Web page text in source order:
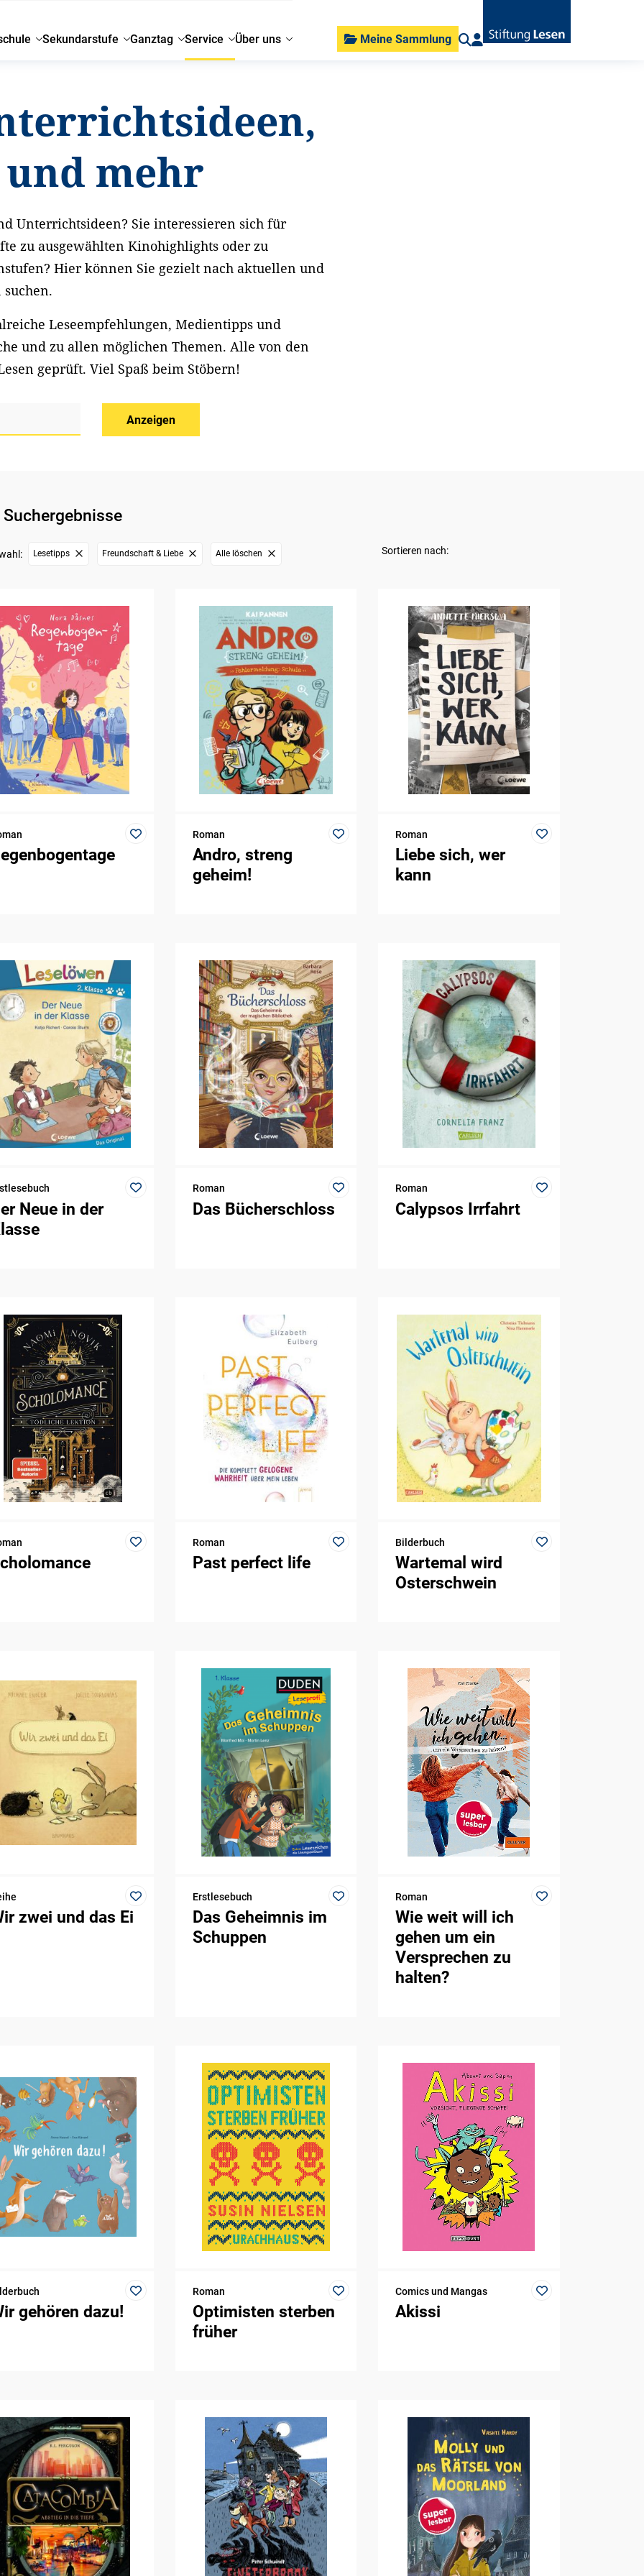
Sekundarstufe Ganztag Service Über uns Meine Sammlung
mehr
Unterrichtsideen? Sie interessieren sich für
zu ausgewählten Kinohighlights oder zu
Hier können Sie gezielt nach aktuellen und
Leseempfehlungen, Medientipps und
und zu allen möglichen Themen. Alle von den
geprüft. Viel Spaß beim Stöbern!
Anzeigen
Lesetipps Freundschaft & Liebe Alle löschen Sortieren nach:
Roman
Andro, streng
geheim!
Roman
Liebe sich, wer
kann
Neue in der
Roman
Das Bücherschloss
Roman
Calypsos Irrfahrt
Roman
Past perfect life
Bilderbuch
Wartemal wird
Osterschwein
zwei und das Ei
Erstlesebuch
Das Geheimnis im
Schuppen
Roman
Wie weit will ich
gehen um ein
Versprechen zu
halten?
gehören dazu!
Roman
Optimisten sterben
früher
Comics und Mangas
Akissi